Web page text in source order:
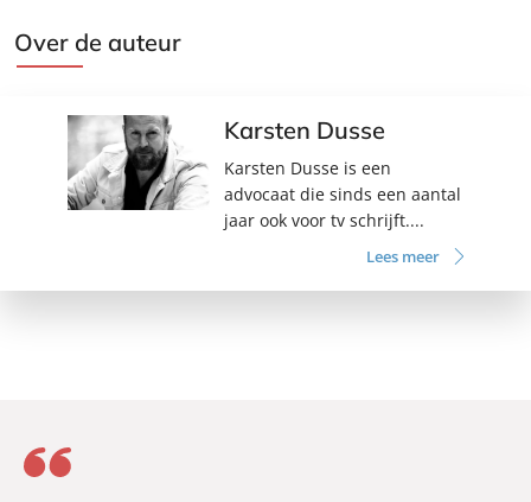
Over de auteur
Karsten Dusse
Karsten Dusse is een
advocaat die sinds een aantal
jaar ook voor tv schrijft....
Lees meer